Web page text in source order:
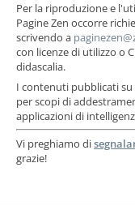
Per la riproduzione e
Pagine Zen occorre
scrivendo a
con licenze di utilizzo o
didascalia.
I contenuti pubblicati
per scopi di
applicazioni di
Vi preghiamo di
grazie!